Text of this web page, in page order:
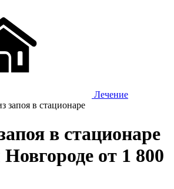
Лечение
запоя в стационаре
в стационаре
от 1 800